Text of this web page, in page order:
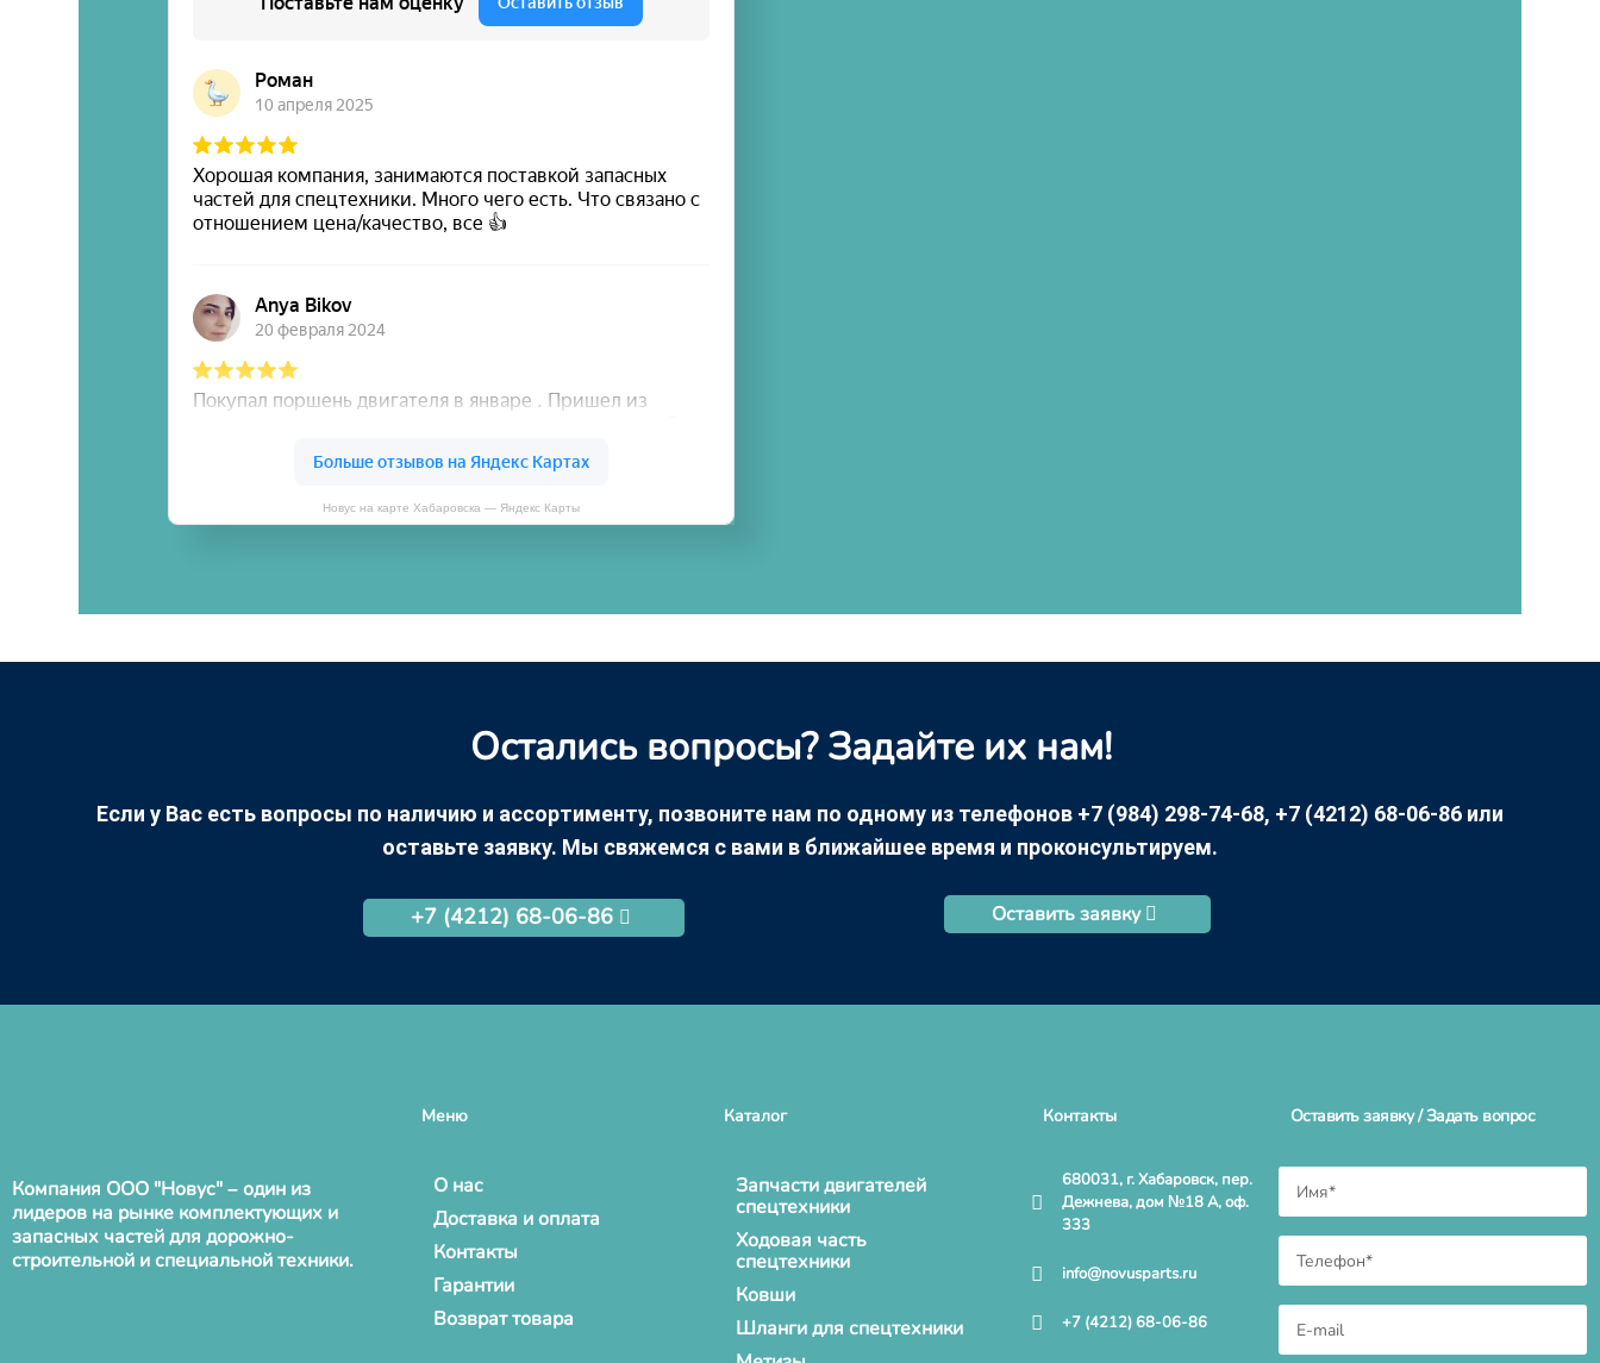
Остались вопросы? Задайте их нам!
оставьте заявку. Мы свяжемся с вами в ближайшее время и проконсультируем.
+7 (4212) 68-06-86 Оставить заявку
лидеров на рынке комплектующих и
запасных частей для дорожно-
строительной и специальной техники.
Доставка и оплата
Контакты
Гарантии
Возврат товара
спецтехники
Ходовая часть
спецтехники
Ковши
Шланги для спецтехники
Метизы
Дежнева, дом №18 А, оф.
333